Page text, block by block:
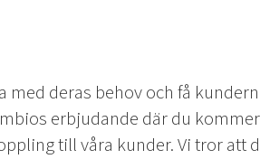
deras behov och få
erbjudande där du
till våra kunder. Vi tror att